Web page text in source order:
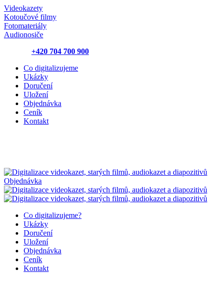
Videokazety
Kotoučové filmy
Fotomateriály
Audionosiče
+420 704 700 900
Co digitalizujeme
Ukázky
Doručení
Uložení
Objednávka
Ceník
Kontakt
Objednávka
Co digitalizujeme?
Ukázky
Doručení
Uložení
Objednávka
Ceník
Kontakt